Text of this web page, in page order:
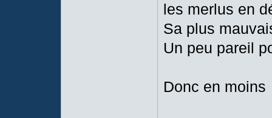
les merlus en
Sa plus
Un peu pareil
Donc en moins